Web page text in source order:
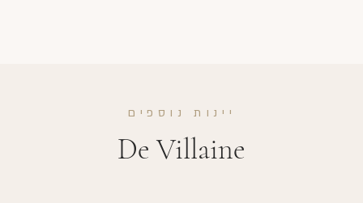
יינות נוספים
De Villaine